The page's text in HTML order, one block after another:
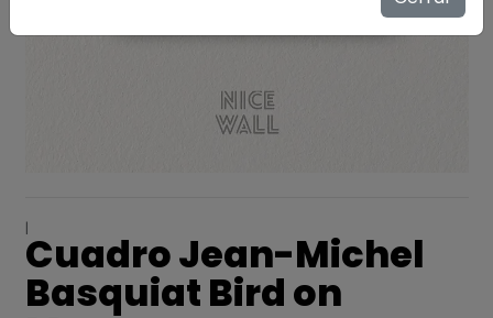
|
Cuadro Jean-Michel
Basquiat Bird on